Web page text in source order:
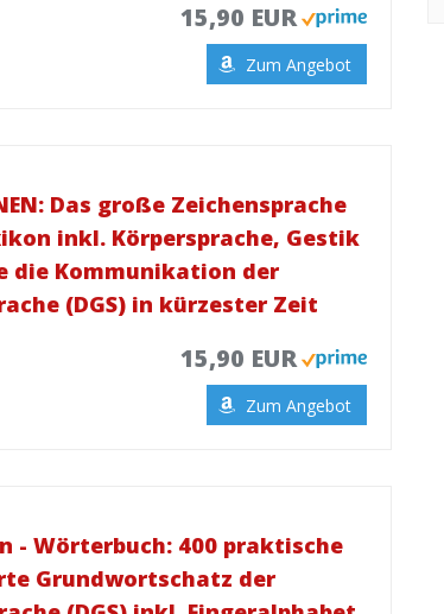
15,90 EUR
Zum Angebot
Das große Zeichensprache
inkl. Körpersprache, Gestik
die Kommunikation der
(DGS) in kürzester Zeit
15,90 EUR
Zum Angebot
- Wörterbuch: 400 praktische
Grundwortschatz der